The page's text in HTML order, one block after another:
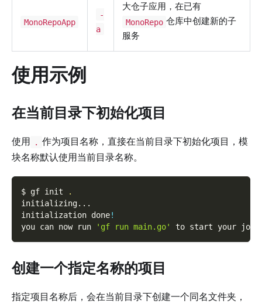
MonoRepoApp
-
a
大仓子应用，在已有
MonoRepo 仓库中创建新的子
服务
使用示例
在当前目录下初始化项目
使用 . 作为项目名称，直接在当前目录下初始化项目，模
块名称默认使用当前目录名称。
$ gf init
.
initializing.. .
initialization done!
you can now run
'gf run main.go' to start your
创建一个指定名称的项目
指定项目名称后，会在当前目录下创建一个同名文件夹，